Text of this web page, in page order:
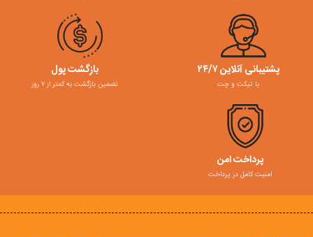
پشتیبانی آنلاین ۲۴/۷
با تیکت و چت
بازگشت پول
تضمین بازگشت به کمتر از ۷ روز
پرداخت امن
امنیت کامل در پرداخت